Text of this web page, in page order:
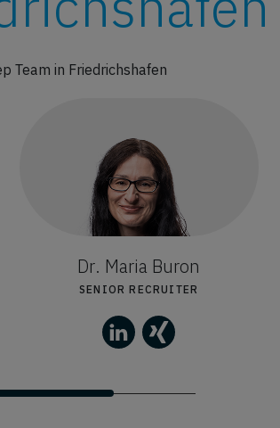
Team in Friedrichshafen
Dr. Maria Buron
SENIOR RECRUITER